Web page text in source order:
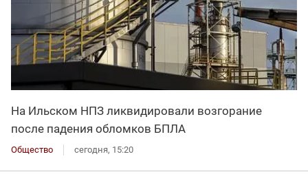
На Ильском НПЗ ликвидировали возгорание
после падения обломков БПЛА
Общество сегодня, 15:20